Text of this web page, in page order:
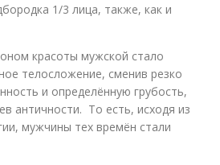
1/3 лица, также, как и
красоты мужской стало
телосложение, сменив резко
и определённую грубость,
античности. То есть, исходя из
мужчины тех времён стали